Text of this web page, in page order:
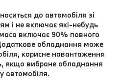
до автомобіля зі
і не включає які-небудь
включає 90% повного
обладнання може
корисне навантаження
якщо вибране обладнання
автомобіля.